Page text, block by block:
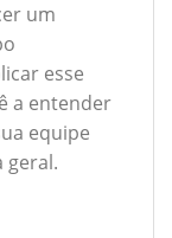
um
esse
a entender
equipe
geral.